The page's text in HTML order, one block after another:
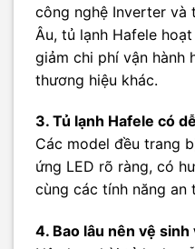
công nghệ Inverter và
Âu, tủ lạnh Hafele
giảm chi phí vận hành
thương hiệu khác.
3. Tủ lạnh Hafele có
Các model đều trang
ứng LED rõ ràng, có
cùng các tính năng an
4. Bao lâu nên vệ sinh